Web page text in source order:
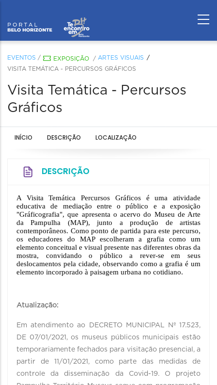
EVENTOS / EXPOSIÇÃO / ARTES VISUAIS
VISITA TEMÁTICA - PERCURSOS GRÁFICOS
Visita Temática - Percursos
Gráficos
INÍCIO DESCRIÇÃO LOCALIZAÇÃO
DESCRIÇÃO
A Visita Temática Percursos Gráficos é uma atividade
educativa de mediação entre o público e a exposição
"Gráficografia", que apresenta o acervo do Museu de Arte
da Pampulha (MAP), junto a produção de artistas
contemporâneos. Como ponto de partida para este percurso,
os educadores do MAP escolheram a grafia como um
elemento conceitual e visual presente nas diferentes obras da
mostra, convidando o público a rever-se em seus
deslocamentos pela cidade, observando como a grafia é um
elemento incorporado à paisagem urbana no cotidiano.
Atualização:
Em atendimento ao DECRETO MUNICIPAL Nº 17.523,
DE 07/01/2021, os museus públicos municipais estão
temporariamente fechados para visitação presencial, a
partir de 11/01/2021, como parte das medidas de
controle da disseminação da Covid-19. O projeto